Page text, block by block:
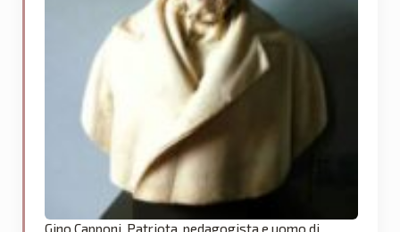
Gino Capponi. Patriota, pedagogista e uomo di